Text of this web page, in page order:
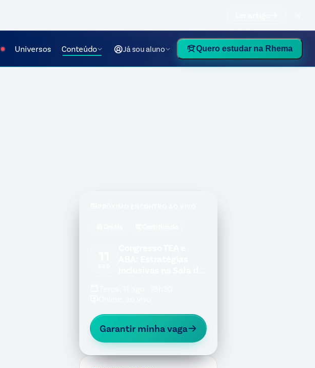
Universos Conteúdo Já sou aluno Quero estudar na Rhema
Garantir minha vaga